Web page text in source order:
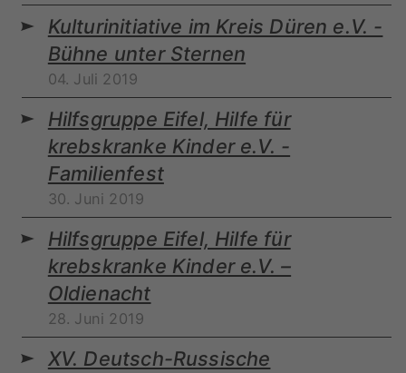
Kulturinitiative im Kreis Düren e.V. -
Bühne unter Sternen
04. Juli 2019
Hilfsgruppe Eifel, Hilfe für
krebskranke Kinder e.V. -
Familienfest
30. Juni 2019
Hilfsgruppe Eifel, Hilfe für
krebskranke Kinder e.V. –
Oldienacht
28. Juni 2019
XV. Deutsch-Russische